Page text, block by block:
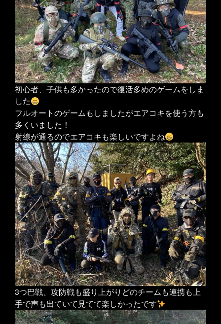
初心者、子供も多かったので復活多めのゲームをしま
した
フルオートのゲームもしましたがエアコキを使う方も
多くいました！
射線が通るのでエアコキも楽しいですよね
3つ巴戦、攻防戦も盛り上がりどのチームも連携も上
手で声も出ていて見てて楽しかったです